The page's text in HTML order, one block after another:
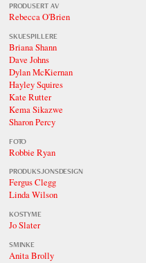
PRODUSERT AV
Rebecca O'Brien
SKUESPILLERE
Briana Shann
Dave Johns
Dylan McKiernan
Hayley Squires
Kate Rutter
Kema Sikazwe
Sharon Percy
FOTO
Robbie Ryan
PRODUKSJONSDESIGN
Fergus Clegg
Linda Wilson
KOSTYME
Jo Slater
SMINKE
Anita Brolly